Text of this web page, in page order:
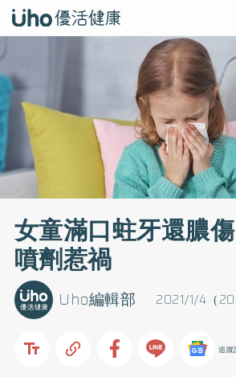
女童滿口蛀牙還膿
噴劑惹禍
2021/1/4（
Uho編輯部
追蹤